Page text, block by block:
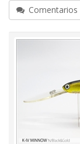
Comentarios